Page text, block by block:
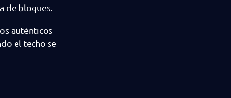
de bloques.
auténticos
el techo se